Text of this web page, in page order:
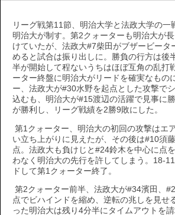
リーグ戦第11節、明治大学と法政大学の一
明治大が制す。第2クォーターも明治大が
けていたが、法政大#7柴田がブザービータ
めると試合は振り出しに。勝負の行方は後
半が開始して程ないうちはほぼ互角の乱打
ーター終盤に明治大がリードを確実なもの
ー、法政大が#30水野を起点とした攻撃で
込むも、明治大が#15渡辺の活躍で見事に
が勝利し、リーグ戦績を2勝9敗にした。
第1クォーター、明治大の初回の攻撃はエ
い立ち上がりに見えたが、その後は#10須
点。法政大も負けじと#24鈴木を中心に点
わなく明治大の先行を許してしまう。18-
ドして第1クォーター終了。
第2クォーター前半、法政大が#34濱田、
点でビハインドを縮め、逆転の兆しを見せ
った明治大は残り4分半にタイムアウトを